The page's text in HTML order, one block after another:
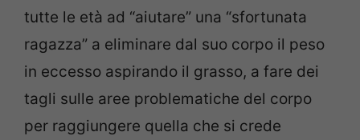
tutte le età ad “aiutare” una “sfortunata
ragazza” a eliminare dal suo corpo il peso
in eccesso aspirando il grasso, a fare dei
tagli sulle aree problematiche del corpo
per raggiungere quella che si crede